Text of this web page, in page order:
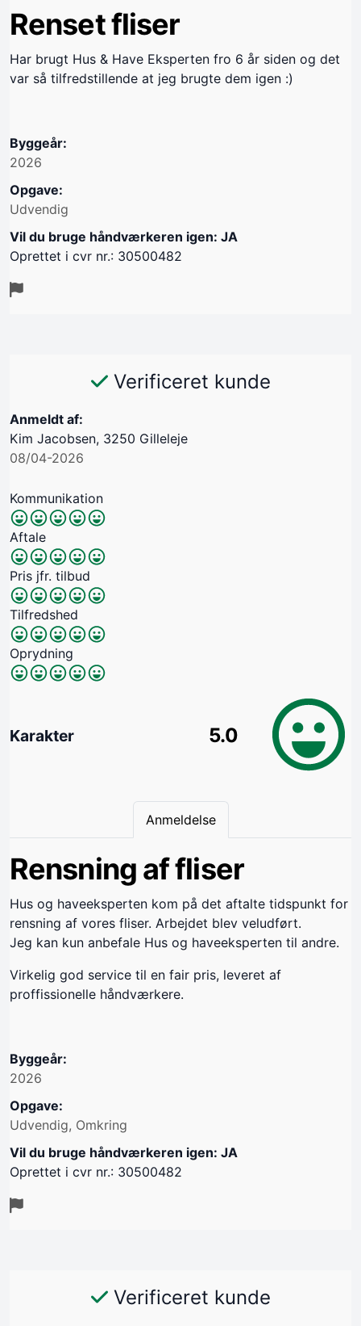
Renset fliser
Har brugt Hus & Have Eksperten fro 6 år siden og det
var så tilfredstillende at jeg brugte dem igen :)
Byggeår:
2026
Opgave:
Udvendig
Vil du bruge håndværkeren igen: JA
Oprettet i cvr nr.: 30500482
Verificeret kunde
Anmeldt af:
Kim Jacobsen, 3250 Gilleleje
08/04-2026
Kommunikation
Aftale
Pris jfr. tilbud
Tilfredshed
Oprydning
Karakter 5.0
Anmeldelse
Rensning af fliser
Hus og haveeksperten kom på det aftalte tidspunkt for
rensning af vores fliser. Arbejdet blev veludført.
Jeg kan kun anbefale Hus og haveeksperten til andre.
Virkelig god service til en fair pris, leveret af
proffissionelle håndværkere.
Byggeår:
2026
Opgave:
Udvendig, Omkring
Vil du bruge håndværkeren igen: JA
Oprettet i cvr nr.: 30500482
Verificeret kunde